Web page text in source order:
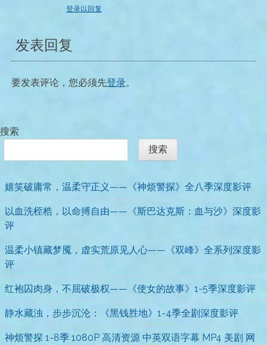
登录以回复
发表回复
要发表评论，您必须先登录。
搜索
搜索
嬉笑破庸常，温柔守正义——《神烦警探》全八季深度影评
以血洗桎梏，以命搏自由——《斯巴达克斯：血与沙》深度影
评
温柔小镇藏梦魇，虚实荒原见人心——《双峰》全系列深度影
评
红袍囚肉身，不屈破极权——《使女的故事》1-5季深度影评
静水藏浊，步步沉沦：《黑钱胜地》1-4季全剧深度影评
神烦警探 1-8季 1080P 高清资源 中英双语字幕 MP4 美剧 网